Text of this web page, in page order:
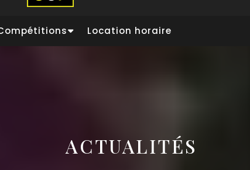
Location horaire
ACTUALITÉS